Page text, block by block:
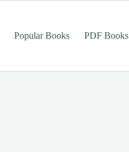
Popular Books PDF Books